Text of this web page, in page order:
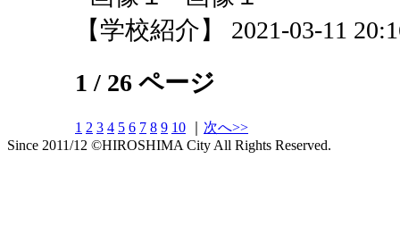
【学校紹介】 2021-03-11
1 / 26 ページ
1 2 3 4 5 6 7 8 9 10
次へ>>
Since 2011/12 ©HIROSHIMA City All Rights Reserved.